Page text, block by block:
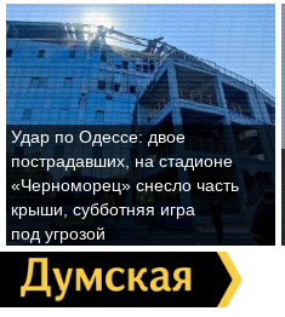
Удар по Одессе: двое
пострадавших, на стадионе
«Черноморец» снесло часть
крыши, субботняя игра
под угрозой